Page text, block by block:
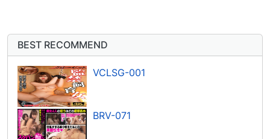
BEST RECOMMEND
VCLSG-001
BRV-071